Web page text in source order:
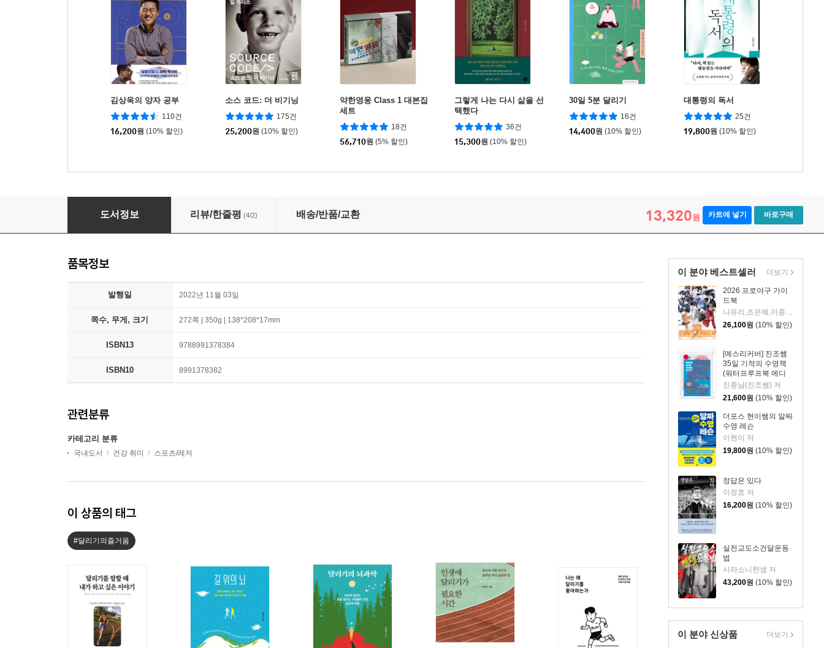
김상욱의 양자 공부
110건
16,200원 (10% 할인)
소스 코드: 더 비기닝
175건
25,200원 (10% 할인)
약한영웅 Class 1 대본집
세트
18건
56,710원 (5% 할인)
그렇게 나는 다시 삶을 선
택했다
36건
15,300원 (10% 할인)
30일 5분 달리기
16건
14,400원 (10% 할인)
대통령의 독서
25건
19,800원 (10% 할인)
달리기의 힘
도서정보 리뷰/한줄평 (4/2) 배송/반품/교환 13,320원 카트에 넣기 바로구매
이 분야 베스트셀러
2026 프로야구 가이
드북
나유리,조은혜,이종서,김민경,윤승재,김현세 공저
26,100원 (10% 할인)
[예스리커버] 진조쌤
35일 기적의 수영책
(워터프루프북 에디
션)
진종남(진조쌤) 저
21,600원 (10% 할인)
더포스 현이쌤의 알짜
수영 레슨
이현이 저
19,800원 (10% 할인)
정답은 있다
이정효 저
16,200원 (10% 할인)
실전교도소건달운동
법
시라소니한샘 저
43,200원 (10% 할인)
더보기
이 분야 신상품 더보기
품목정보
발행일 2022년 11월 03일
쪽수, 무게, 크기 272쪽 | 350g | 138*208*17mm
ISBN13 9788991378384
ISBN10 8991378382
관련분류
카테고리 분류
국내도서 건강 취미 스포츠/레저
이 상품의 태그
#달리기의즐거움